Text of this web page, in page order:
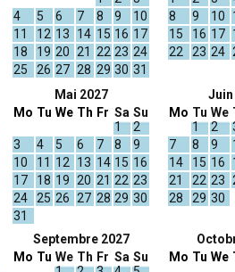
4
5 6 7 8 9
10
11
12 13 14 15 16 17
18
19 20 21 22 23 24
25
26 27 28 29 30 31
8
9 10
15
16 17
22
23 24
Mai 2027
Mo Tu We Th Fr Sa
1
Su
2
3
4 5 6 7 8
9
10
11 12 13 14 15 16
17
18 19 20 21 22 23
24
25 26 27 28 29 30
31
Juin
Mo Tu
1
We
2
7
8 9
14
15 16
21
22 23
28
29 30
Septembre 2027
Mo Tu We Th Fr Sa Su
Mo Tu We